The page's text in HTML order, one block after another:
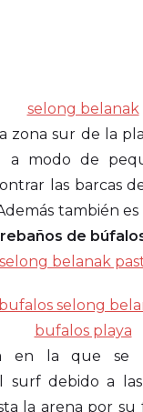
zona sur de la
a modo de
las barcas
también
rebaños de
en la que se
surf debido a
la arena por su